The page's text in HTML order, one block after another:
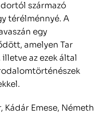
származó
térélménnyé. A
egy
amelyen Tar
az ezek által
Kádár Emese, Németh